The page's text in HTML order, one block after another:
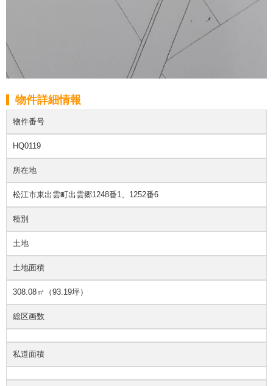
物件詳細情報
物件番号
HQ0119
所在地
松江市東出雲町出雲郷1248番1、1252番6
種別
土地
土地面積
308.08㎡（93.19坪）
総区画数
私道面積